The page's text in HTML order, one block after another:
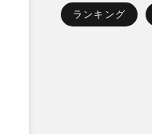
ランキング